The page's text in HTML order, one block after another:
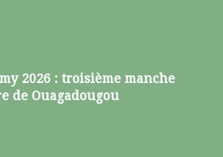
2026 : troisième manche
de Ouagadougou